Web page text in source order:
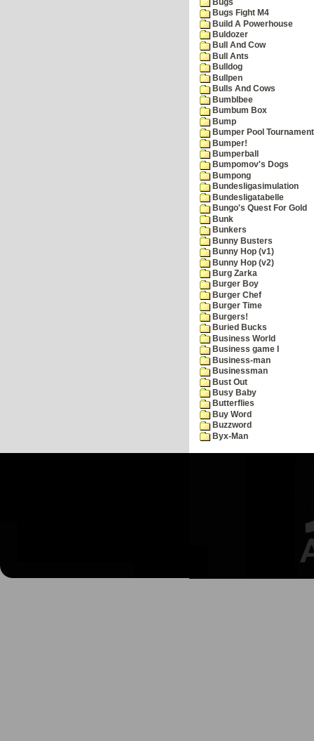
Bugs
Bugs Fight M4
Build A Powerhouse
Buldozer
Bull And Cow
Bull Ants
Bulldog
Bullpen
Bulls And Cows
Bumblbee
Bumbum Box
Bump
Bumper Pool Tournament
Bumper!
Bumperball
Bumpomov's Dogs
Bumpong
Bundesligasimulation
Bundesligatabelle
Bungo's Quest For Gold
Bunk
Bunkers
Bunny Busters
Bunny Hop (v1)
Bunny Hop (v2)
Burg Zarka
Burger Boy
Burger Chef
Burger Time
Burgers!
Buried Bucks
Business World
Business game I
Business-man
Businessman
Bust Out
Busy Baby
Butterflies
Buy Word
Buzzword
Byx-Man